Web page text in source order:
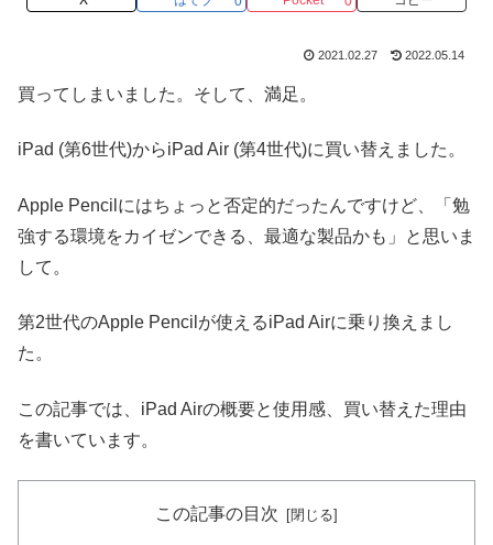
2021.02.27 2022.05.14
買ってしまいました。そして、満足。
iPad (第6世代)からiPad Air (第4世代)に買い替えました。
Apple Pencilにはちょっと否定的だったんですけど、「勉
強する環境をカイゼンできる、最適な製品かも」と思いま
して。
第2世代のApple Pencilが使えるiPad Airに乗り換えまし
た。
この記事では、iPad Airの概要と使用感、買い替えた理由
を書いています。
この記事の目次